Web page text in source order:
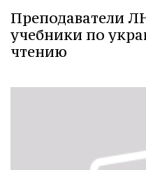
Преподаватели
учебники по
чтению